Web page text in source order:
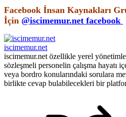
Facebook İnsan Kaynakları
İçin @iscimemur.net facebook
iscimemur.net
iscimemur.net özellikle yerel
sözleşmeli personelin çalışma hayatı
veya bordro konularındaki sorulara
birlikte cevap bulabilecekleri bir